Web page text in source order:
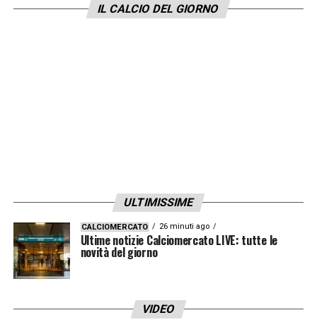
prossima settimana:venerdì c’è l’esordio
IL CALCIO DEL GIORNO
ULTIMISSIME
CALCIOMERCATO 26 minuti ago
Ultime notizie Calciomercato LIVE: tutte le
novità del giorno
VIDEO